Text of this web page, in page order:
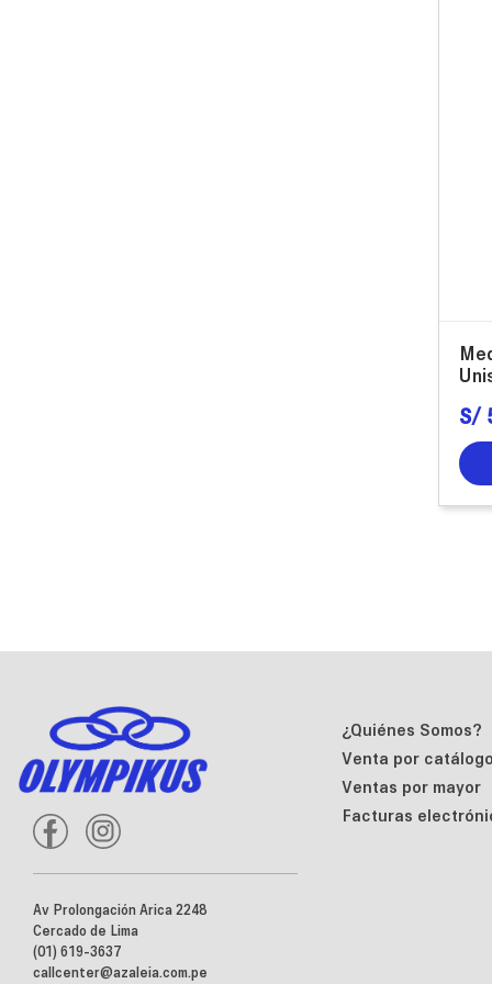
S/
Av Prolongación Arica 2248
Cercado de Lima
(01) 619-3637
callcenter@azaleia.com.pe
¿Quiénes Somos?
Venta por catálogo
Ventas por mayor
Facturas